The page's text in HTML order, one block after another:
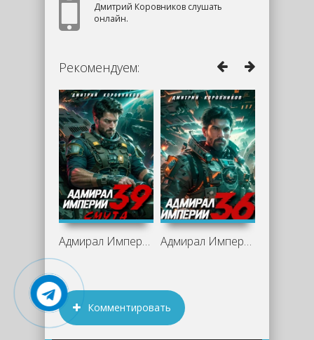
Дмитрий Коровников слушать
онлайн.
Рекомендуем:
Адмирал Империи 39 - Дмитрий Коровников Адмирал Империи 36 - Дмитрий Коровников
Комментировать